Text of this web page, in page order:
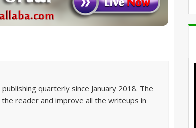
quarterly since January 2018. The
the reader and improve all the writeups in